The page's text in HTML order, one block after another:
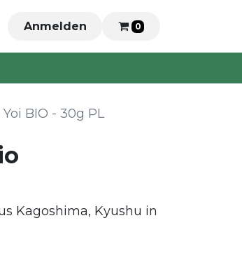
Anmelden 0
BIO - 30g PL
Kagoshima, Kyushu in